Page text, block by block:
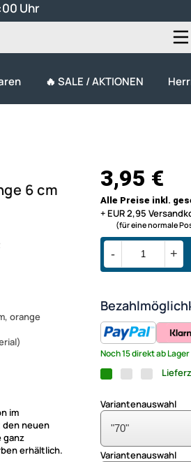
Uhr
🔥 SALE / AKTIONEN
6 cm
orange
im
neuen
ganz
erhältlich.
3,95 €
Alle Preise inkl.
+ EUR 2,95
(für eine normale
- +
Noch 15 direkt ab
Variantenauswahl
Variantenauswahl